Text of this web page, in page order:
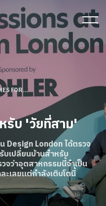
FOR...
รับ 'วัยที่สาม'
Design London ได้ตรวจ
เปลี่ยนบ้านสำหรับ
จว่าอุตสาหกรรมนี้จำเป็น
เลยแต่กำลังเติบโตนี้